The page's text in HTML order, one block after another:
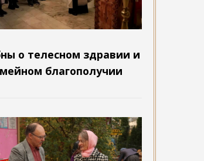
о телесном здравии и
благополучии